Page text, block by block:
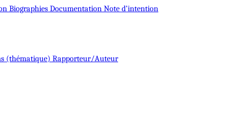
Biographies Documentation Note d’intention
(thématique) Rapporteur/Auteur